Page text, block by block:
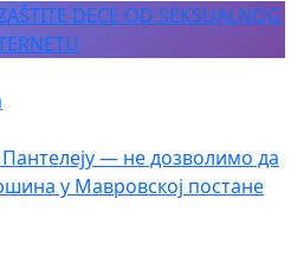
DECE OD SEKSUALNOG
— не дозволимо да
у Мавровској постане